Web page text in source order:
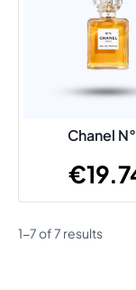
Chanel
€
1-7 of 7 results